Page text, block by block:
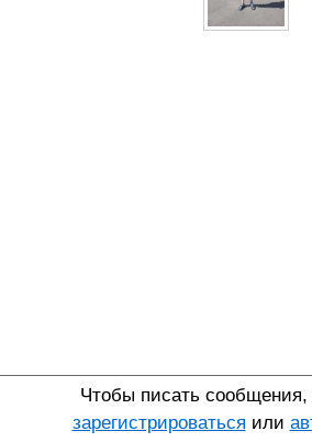
Чтобы писать
зарегистрироваться или